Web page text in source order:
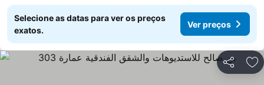
Selecione as datas para ver os preços
exatos.
Ver preços
Partilhar